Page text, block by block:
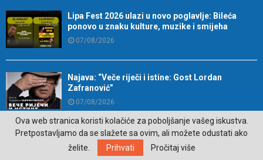
Lipa Fest 2026 ulazi u novo poglavlje: Bileća
ponovo u znaku kulture, muzike i smijeha
07/08/2026
Najava: “Veče riječi i istine: Gost Lordan
Zafranović”
07/08/2026
Kako je direktor postao prvi uzgajivač
autohtonog kukuruza
Ova web stranica koristi kolačiće za poboljšanje vašeg iskustva.
Pretpostavljamo da se slažete sa ovim, ali možete odustati ako
želite.
Prihvati Pročitaj više